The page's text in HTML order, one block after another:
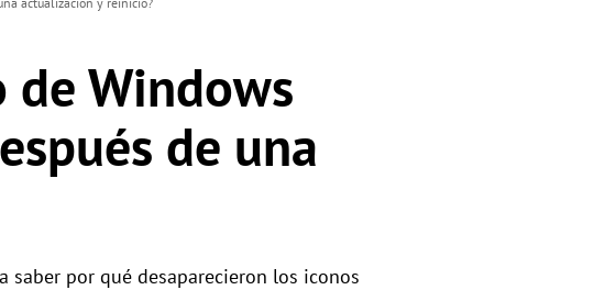
Windows
de una
saber por qué desaparecieron los iconos